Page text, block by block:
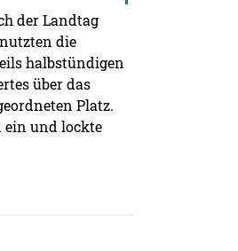
der Landtag
die
halbstündigen
über das
Platz.
ein und lockte